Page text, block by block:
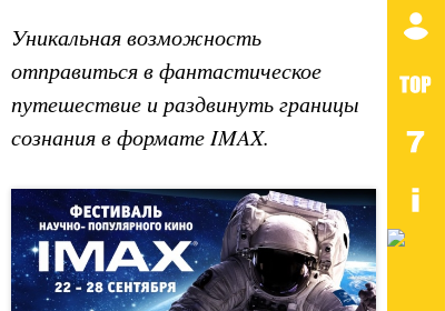
Уникальная возможность
отправиться в фантастическое
путешествие и раздвинуть границы
сознания в формате IMAX.